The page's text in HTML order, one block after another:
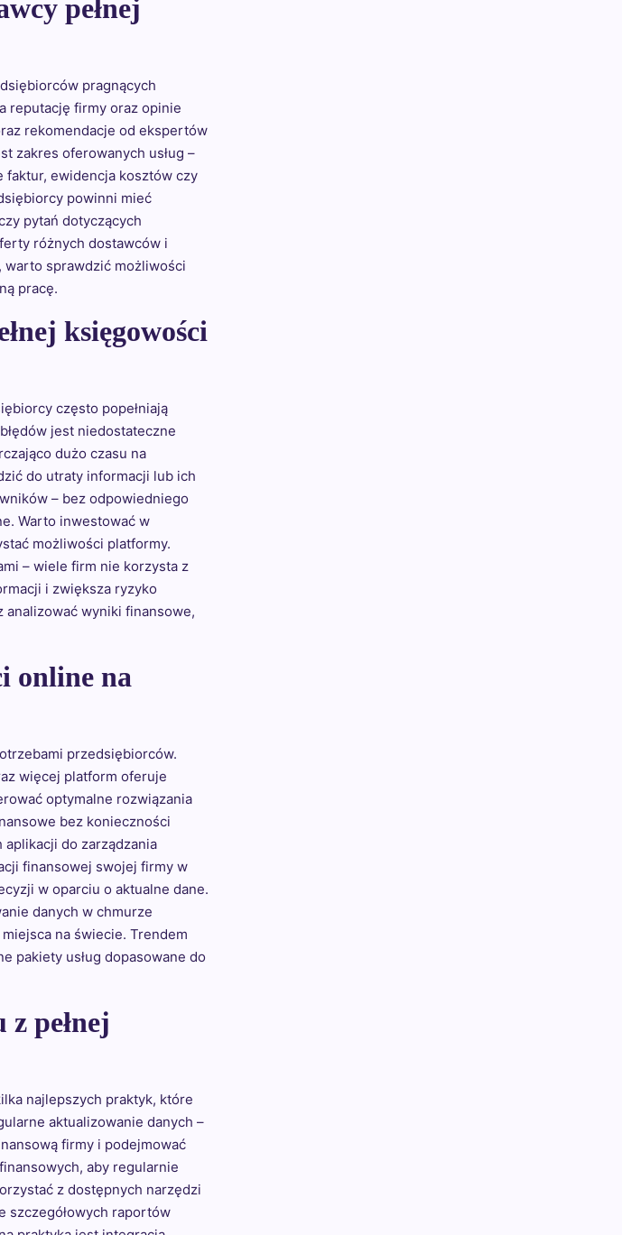
pełnej
pragnących
reputację firmy oraz opinie
rekomendacje od ekspertów
zakres oferowanych usług –
faktur, ewidencja kosztów czy
powinni mieć
pytań dotyczących
różnych dostawców i
sprawdzić możliwości
pracę.
księgowości
często popełniają
jest niedostateczne
dużo czasu na
do utraty informacji lub ich
– bez odpowiedniego
Warto inwestować w
możliwości platformy.
– wiele firm nie korzysta z
i zwiększa ryzyko
analizować wyniki finansowe,
online na
przedsiębiorców.
więcej platform oferuje
optymalne rozwiązania
bez konieczności
do zarządzania
finansowej swojej firmy w
w oparciu o aktualne dane.
danych w chmurze
na świecie. Trendem
pakiety usług dopasowane do
pełnej
najlepszych praktyk, które
aktualizowanie danych –
firmy i podejmować
aby regularnie
z dostępnych narzędzi
szczegółowych raportów